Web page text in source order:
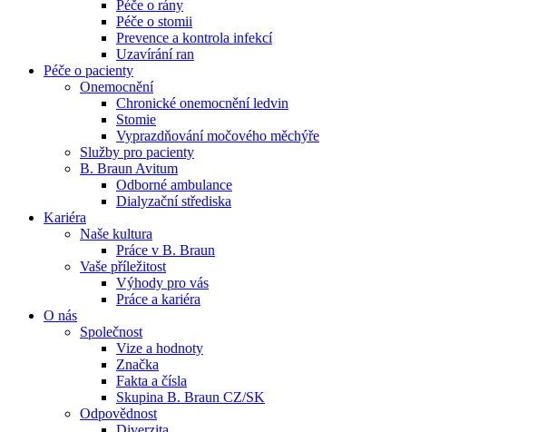
Produktový katalog​
Objevte naše produkty. Navštivte produktový katalog B. Braun s našim kompletním
Dialyzační střediska​
B. Braun Avitum poskytuje kvalitní dialyzační péči ve všech svých střediscích v
Objevte své kariérní příležitosti ​v B. Braun. Vyhledejte náš trh práce​ pro zajímavé
Zůstaňte v dialogu s B. Braun. ​Kontaktujte nás.​
Péče o rány
Péče o stomii
Prevence a kontrola infekcí
Uzavírání ran
Péče o pacienty
Onemocnění
Chronické onemocnění ledvin
Stomie
Vyprazdňování močového měchýře
Služby pro pacienty
B. Braun Avitum
Odborné ambulance
Dialyzační střediska
Kariéra
Naše kultura
Práce v B. Braun
Vaše příležitost​
Výhody pro vás
Práce a kariéra
O nás
Společnost
Vize a hodnoty
Značka
Fakta a čísla
Skupina B. Braun CZ/SK
Odpovědnost